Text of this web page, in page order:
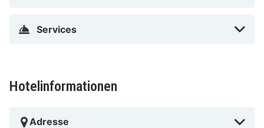
Services
Hotelinformationen
Adresse